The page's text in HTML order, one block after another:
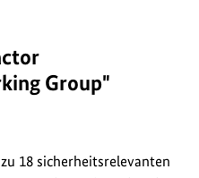
Group"
18 sicherheitsrelevanten